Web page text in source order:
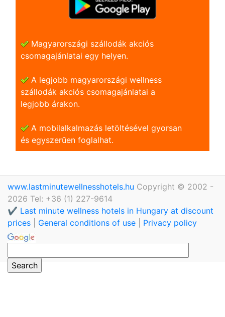
Magyarországi szállodák akciós
csomagajánlatai egy helyen.
A legjobb magyarországi wellness
szállodák akciós csomagajánlatai a
legjobb árakon.
A mobilalkalmazás letöltésével gyorsan
és egyszerũen foglalhat.
www.lastminutewellnesshotels.hu Copyright © 2002 -
2026 Tel: +36 (1) 227-9614
✔️ Last minute wellness hotels in Hungary at discount
prices
General conditions of use Privacy policy